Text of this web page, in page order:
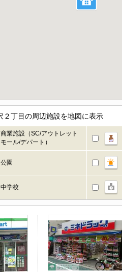
丁目の周辺施設を地図に表示
商業施設（SC/アウトレット
モール/デパート）
公園
中学校